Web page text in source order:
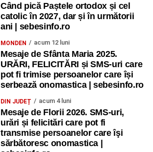
Când pică Paștele ortodox și cel
catolic în 2027, dar și în următorii
ani | sebesinfo.ro
MONDEN acum 12 luni
Mesaje de Sfânta Maria 2025.
URĂRI, FELICITĂRI și SMS-uri care
pot fi trimise persoanelor care își
serbează onomastica | sebesinfo.ro
DIN JUDEȚ acum 4 luni
Mesaje de Florii 2026. SMS-uri,
urări și felicitări care pot fi
transmise persoanelor care îşi
sărbătoresc onomastica |